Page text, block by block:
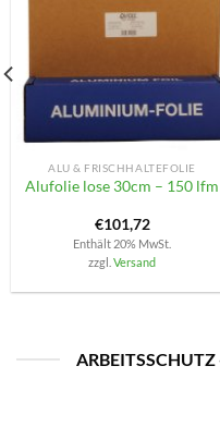
ALU & FRISCHHALTEFOLIE
Alufolie lose 30cm – 150 lfm
€101,72
Enthält 20% MwSt.
zzgl. Versand